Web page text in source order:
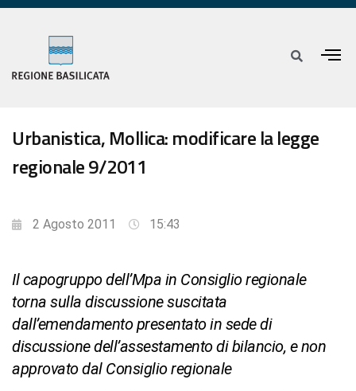
Urbanistica, Mollica: modificare la legge
regionale 9/2011
2 Agosto 2011 15:43
Il capogruppo dell’Mpa in Consiglio regionale
torna sulla discussione suscitata
dall’emendamento presentato in sede di
discussione dell’assestamento di bilancio, e non
approvato dal Consiglio regionale